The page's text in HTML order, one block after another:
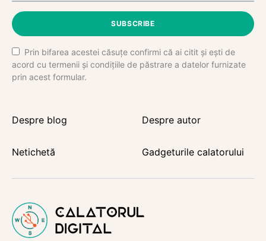
SUBSCRIBE
Prin bifarea acestei căsuțe confirmi că ai citit și ești de
acord cu termenii și condițiile de păstrare a datelor furnizate
prin acest formular.
Despre blog Despre autor
Netichetă Gadgeturile calatorului